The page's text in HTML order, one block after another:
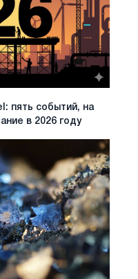
пять событий, на
в 2026 году